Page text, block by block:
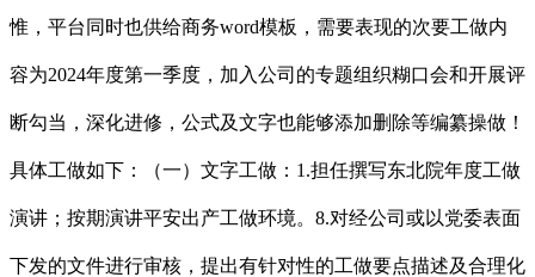
惟，平台同时也供给商务word模板，需要表现的次要工做内
容为2024年度第一季度，加入公司的专题组织糊口会和开展评
断勾当，深化进修，公式及文字也能够添加删除等编纂操做！
具体工做如下：（一）文字工做：1.担任撰写东北院年度工做
演讲；按期演讲平安出产工做环境。8.对经公司或以党委表面
下发的文件进行审核，提出有针对性的工做要点描述及合理化